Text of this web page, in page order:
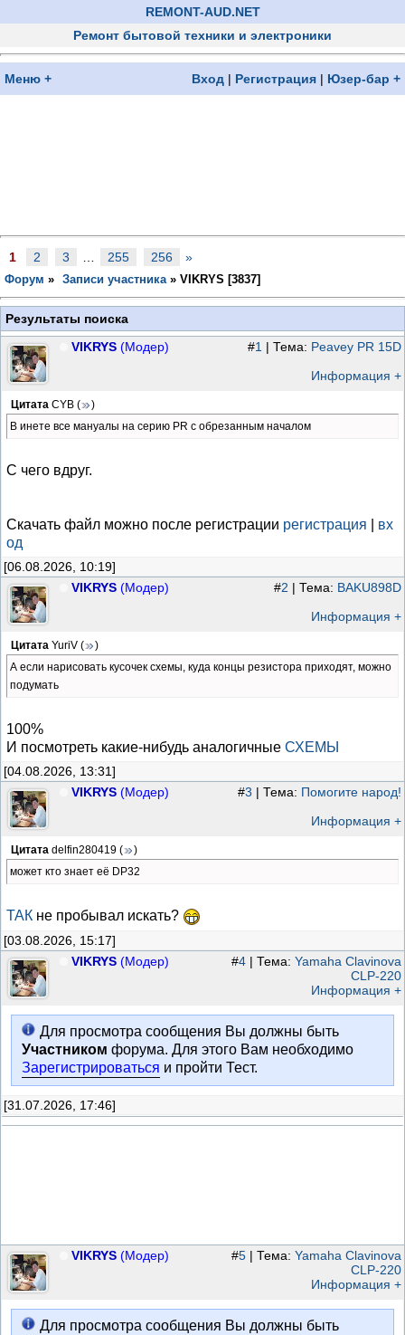
REMONT-AUD.NET
Ремонт бытовой техники и электроники
Меню + Вход | Регистрация | Юзер-бар +
1 2 3 255 256 »
Форум » Записи участника » VIKRYS [3837]
Результаты поиска
VIKRYS (Модер) #1 | Тема: Peavey PR 15D
Информация +
Цитата CYB (
)
В инете все мануалы на серию PR с обрезанным началом
С чего вдруг.
Скачать файл можно после регистрации регистрация
вх
од
[06.08.2026, 10:19]
VIKRYS (Модер) #2 | Тема: BAKU898D
Информация +
Цитата YuriV (
)
А если нарисовать кусочек схемы, куда концы резистора приходят, можно
подумать
100%
И посмотреть какие-нибудь аналогичные СХЕМЫ
[04.08.2026, 13:31]
VIKRYS (Модер) #3 | Тема: Помогите народ!
Информация +
Цитата delfin280419 (
)
может кто знает её DP32
ТАК не пробывал искать?
[03.08.2026, 15:17]
VIKRYS (Модер) #4 | Тема: Yamaha Clavinova
CLP-220
Информация +
Для просмотра сообщения Вы должны быть
Участником форума. Для этого Вам необходимо
Зарегистрироваться и пройти Тест.
[31.07.2026, 17:46]
VIKRYS (Модер) #5 | Тема: Yamaha Clavinova
CLP-220
Информация +
Для просмотра сообщения Вы должны быть